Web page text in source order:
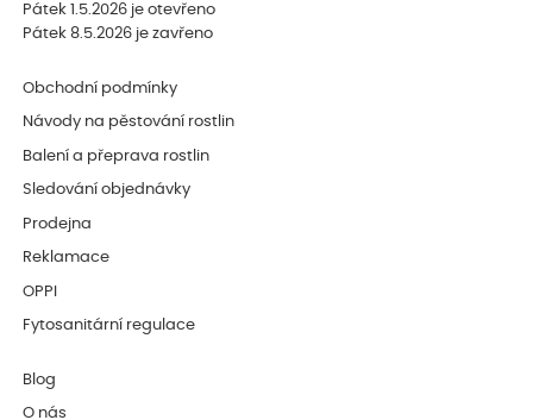
Pátek 1.5.2026 je otevřeno
Pátek 8.5.2026 je zavřeno
Obchodní podmínky
Návody na pěstování rostlin
Balení a přeprava rostlin
Sledování objednávky
Prodejna
Reklamace
OPPI
Fytosanitární regulace
Blog
O nás